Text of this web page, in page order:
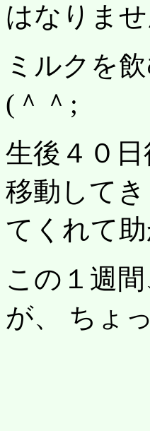
はなりま
ミルクを
(＾＾;
生後４０日
移動して
てくれて
この１週
が、 ちょ
ｂｙ